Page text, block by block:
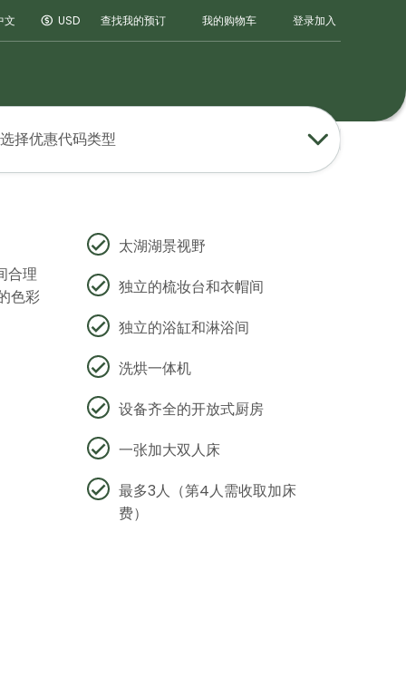
文 USD 查找我的预订 我的购物车 登录加入
选择优惠代码类型
合理
色彩
太湖湖景视野
独立的梳妆台和衣帽间
独立的浴缸和淋浴间
洗烘一体机
设备齐全的开放式厨房
一张加大双人床
最多3人（第4人需收取加床
费）